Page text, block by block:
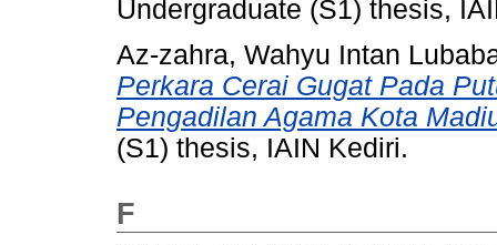
Undergraduate (S1) thesis,
Az-zahra, Wahyu Intan
Perkara Cerai Gugat Pada
Pengadilan Agama Kota
(S1) thesis, IAIN Kediri.
F